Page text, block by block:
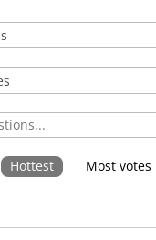
Hottest
Most votes